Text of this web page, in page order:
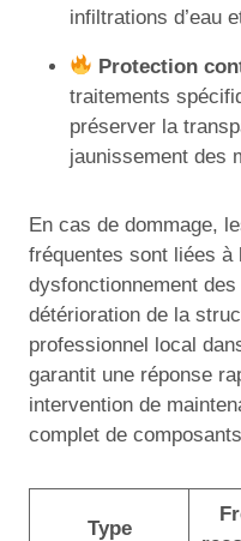
infiltrations d’eau
Protection
traitements
préserver la
jaunissement des
En cas de dommage,
fréquentes sont liées à
dysfonctionnement
détérioration de la
professionnel local
garantit une réponse
intervention de
complet de
Type